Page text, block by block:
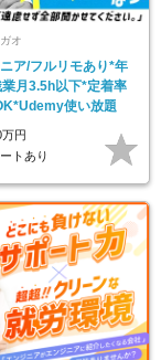
オ
ア/フルリモあり*年
月3.5h以下*定着率
使い放題
円
トあり